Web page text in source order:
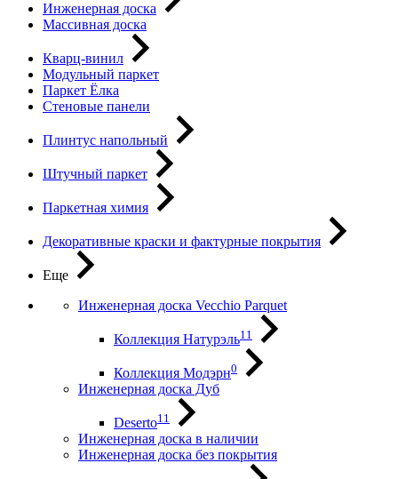
Инженерная доска
Массивная доска
Кварц-винил
Модульный паркет
Паркет Ёлка
Стеновые панели
Плинтус напольный
Штучный паркет
Паркетная химия
Декоративные краски и фактурные покрытия
Еще
Инженерная доска Vecchio Parquet
Коллекция Натурэль11
Коллекция Модэрн0
Инженерная доска Дуб
Deserto11
Инженерная доска в наличии
Инженерная доска без покрытия